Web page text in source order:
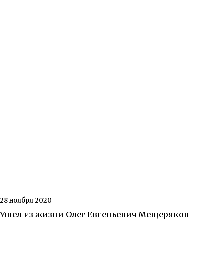
28 ноября 2020
Ушел из жизни Олег Евгеньевич Мещеряков